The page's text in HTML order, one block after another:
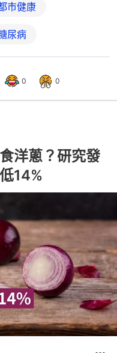
市健康
尿病
0 0
洋蔥？研究發
14%